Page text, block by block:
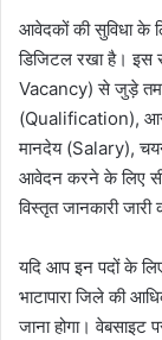
आवेदकों की सुविधा के
डिजिटल रखा है। इस
Vacancy) से जुड़े
(Qualification),
मानदेय (Salary),
आवेदन करने के लिए
विस्तृत जानकारी
यदि आप इन पदों के
भाटापारा जिले की
जाना होगा।